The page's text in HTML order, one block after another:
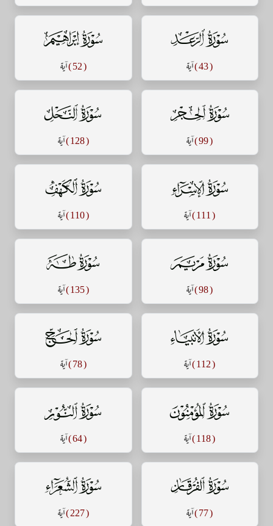
سورة الرعد
( 43 ) آية
سورة إبراهيم
( 52 ) آية
سورة الحجر
( 99 ) آية
سورة النحل
( 128 ) آية
سورة الإسراء
( 111 ) آية
سورة الكهف
( 110 ) آية
سورة مريم
( 98 ) آية
سورة طه
( 135 ) آية
سورة الأنبياء
( 112 ) آية
سورة الحج
( 78 ) آية
سورة المؤمنون
( 118 ) آية
سورة النور
( 64 ) آية
سورة الفرقان
( 77 ) آية
سورة الشعراء
( 227 ) آية